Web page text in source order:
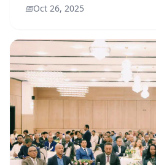
📅Oct 26, 2025